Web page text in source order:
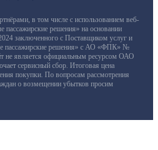
в том числе с использованием веб-
решения» на основании
заключенного с Поставщиком услуг и
решения» с АО «ФПК» №
не является официальным ресурсом ОАО
сервисный сбор. Итоговая цена
покупки. По вопросам рассмотрения
о возмещении убытков просим